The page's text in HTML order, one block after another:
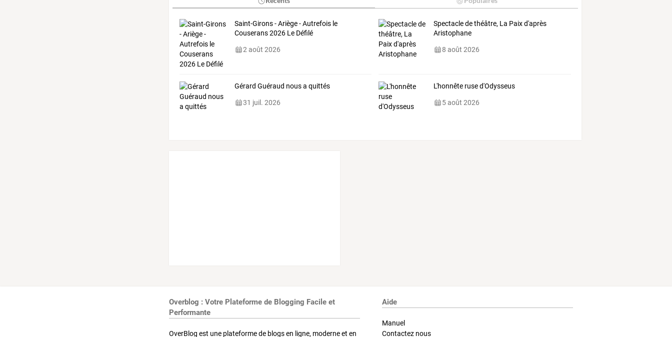
Saint-Girons - Ariège - Autrefois le
Couserans 2026 Le Défilé
2 août 2026
Spectacle de théâtre, La Paix d'après
Aristophane
8 août 2026
Gérard Guéraud nous a quittés
31 juil. 2026
L'honnête ruse d'Odysseus
5 août 2026
Overblog : Votre Plateforme de Blogging Facile et
Performante
OverBlog est une plateforme de blogs en ligne, moderne et en
Aide
Manuel
Contactez nous